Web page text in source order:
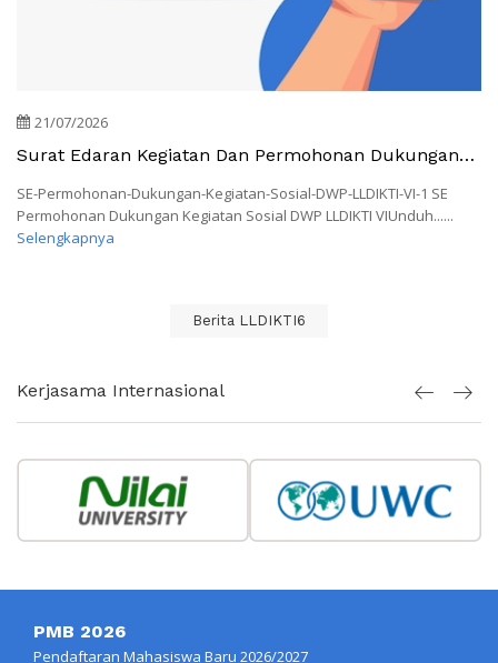
21/07/2026
Surat Edaran Kegiatan Dan Permohonan Dukungan
SE-Permohonan-Dukungan-Kegiatan-Sosial-DWP-LLDIKTI-VI-1 SE
Permohonan Dukungan Kegiatan Sosial DWP LLDIKTI VIUnduh......
Selengkapnya
Berita LLDIKTI6
Kerjasama Internasional
PMB 2026
Pendaftaran Mahasiswa Baru 2026/2027